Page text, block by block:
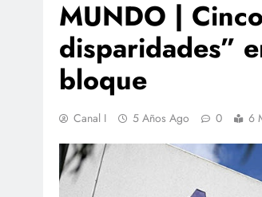
MUNDO |
disparidades”
bloque
Canal I 5 Años Ago 0 6